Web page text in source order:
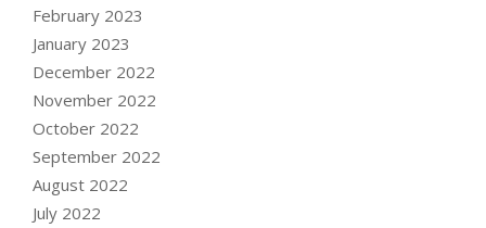
February 2023
January 2023
December 2022
November 2022
October 2022
September 2022
August 2022
July 2022